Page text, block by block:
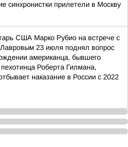
синхронистки прилетели в Москву
США Марко Рубио на встрече с
23 июля поднял вопрос
американца, бывшего
пехотинца Роберта Гилмана,
наказание в России с 2022